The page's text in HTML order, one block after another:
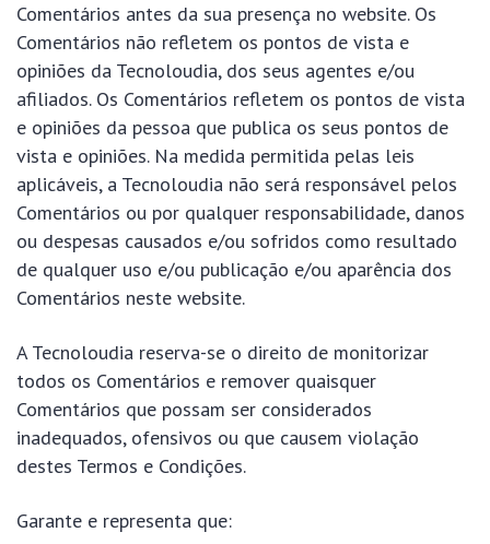
Comentários antes da sua presença no website. Os
Comentários não refletem os pontos de vista e
opiniões da Tecnoloudia, dos seus agentes e/ou
afiliados. Os Comentários refletem os pontos de vista
e opiniões da pessoa que publica os seus pontos de
vista e opiniões. Na medida permitida pelas leis
aplicáveis, a Tecnoloudia não será responsável pelos
Comentários ou por qualquer responsabilidade, danos
ou despesas causados e/ou sofridos como resultado
de qualquer uso e/ou publicação e/ou aparência dos
Comentários neste website.
A Tecnoloudia reserva-se o direito de monitorizar
todos os Comentários e remover quaisquer
Comentários que possam ser considerados
inadequados, ofensivos ou que causem violação
destes Termos e Condições.
Garante e representa que: